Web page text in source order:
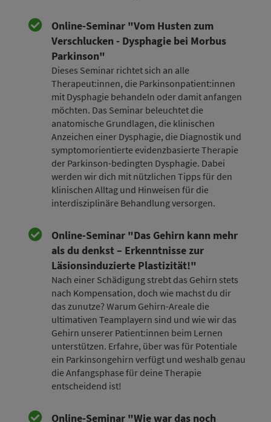
Online-Seminar "Vom Husten zum
Verschlucken - Dysphagie bei Morbus
Parkinson"
Dieses Seminar richtet sich an alle
Therapeut:innen, die Parkinsonpatient:innen
mit Dysphagie behandeln oder damit anfangen
möchten. Das Seminar beleuchtet die
anatomische Grundlagen, die klinischen
Anzeichen einer Dysphagie, die Diagnostik und
symptomorientierte evidenzbasierte Therapie
der Parkinson-bedingten Dysphagie. Dabei
werden wir dich mit nützlichen Tipps für den
klinischen Alltag und Hinweisen für die
interdisziplinäre Behandlung versorgen.
Online-Seminar "Das Gehirn kann mehr
als du denkst – Erkenntnisse zur
Läsionsinduzierte Plastizität!"
Nach einer Schädigung strebt das Gehirn stets
nach Kompensation, doch wie machst du dir
das zunutze? Warum Gehirn-Areale die
ultimativen Teamplayern sind und wie wir das
Gehirn unserer Patient:innen beim Lernen
unterstützen. Erfahre, über was für Potentiale
ein Parkinsongehirn verfügt und weshalb genau
die Anfangsphase für deine Therapie
entscheidend ist!
Online-Seminar "Wie war das noch